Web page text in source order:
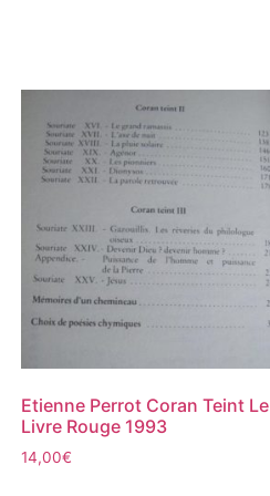
Etienne Perrot Coran Teint Le
Livre Rouge 1993
14,00€